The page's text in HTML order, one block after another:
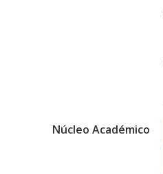
Núcleo Académico